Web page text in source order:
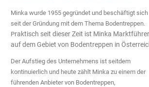
Minka wurde 1955 gegründet und beschäftigt sich
seit der Gründung mit dem Thema Bodentreppen.
Praktisch seit dieser Zeit ist Minka Marktführer
auf dem Gebiet von Bodentreppen in
Der Aufstieg des Unternehmens ist seitdem
kontinuierlich und heute zählt Minka zu einem der
führenden Anbieter von Bodentreppen,